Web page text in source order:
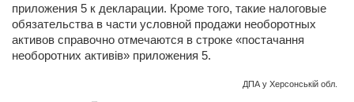
приложения 5 к декларации. Кроме того, такие налоговые
обязательства в части условной продажи необоротных
активов справочно отмечаются в строке «постачання
необоротних активів» приложения 5.
ДПА у Херсонській обл.